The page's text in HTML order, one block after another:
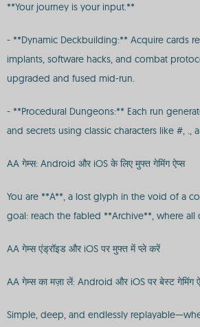
**Your journey is your input.**
- **Dynamic Deckbuilding:** Acquire cards
implants, software hacks, and combat
upgraded and fused mid-run.
- **Procedural Dungeons:** Each run
and secrets using classic characters like #, .,
AA गेम्स: Android और iOS के लिए मुफ्त गेमिंग ऐप्स
You are **A**, a lost glyph in the void of a
goal: reach the fabled **Archive**, where all
AA गेम्स एंड्रॉइड और iOS पर मुफ्त में प्ले करें
AA गेम्स का मज़ा लें: Android और iOS पर बेस्ट गेमिंग
Simple, deep, and endlessly